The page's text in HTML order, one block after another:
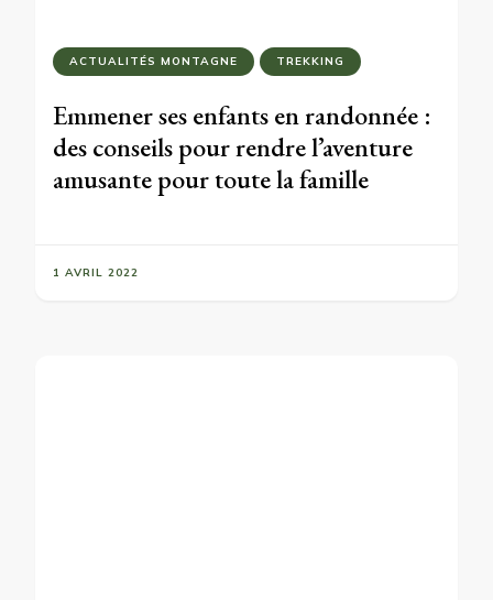
ACTUALITÉS MONTAGNE TREKKING
Emmener ses enfants en randonnée :
des conseils pour rendre l’aventure
amusante pour toute la famille
1 AVRIL 2022